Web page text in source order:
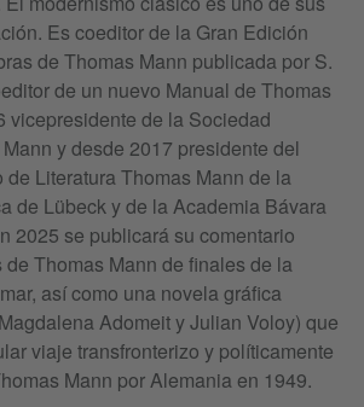
Es coeditor de la Gran Edición
de Thomas Mann publicada por S.
de un nuevo Manual de Thomas
vicepresidente de la Sociedad
y desde 2017 presidente del
Literatura Thomas Mann de la
de Lübeck y de la Academia Bávara
2025 se publicará su comentario
Thomas Mann de finales de la
así como una novela gráfica
Adomeit y Julian Voloy) que
viaje transfronterizo y políticamente
Mann por Alemania en 1949.